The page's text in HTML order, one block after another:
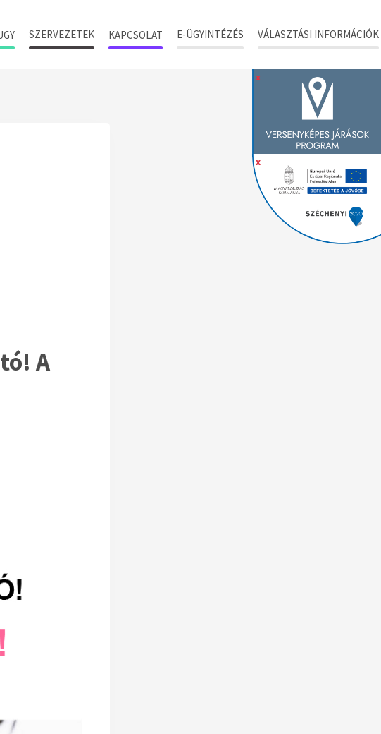
SZERVEZETEK KAPCSOLAT E-ÜGYINTÉZÉS VÁLASZTÁSI INFORMÁCIÓK
x
x
A